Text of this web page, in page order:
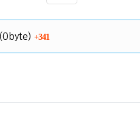
SNS 공유
파일크기
(0byte) 341회 다운로드